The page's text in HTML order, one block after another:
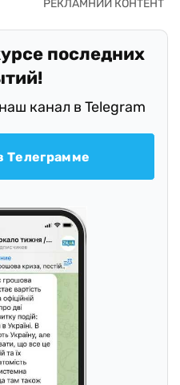
последних
канал в Telegram
Телеграмме